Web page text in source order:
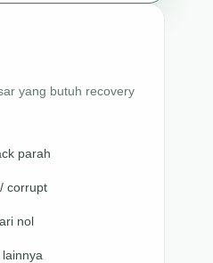
yang butuh recovery
parah
corrupt
nol